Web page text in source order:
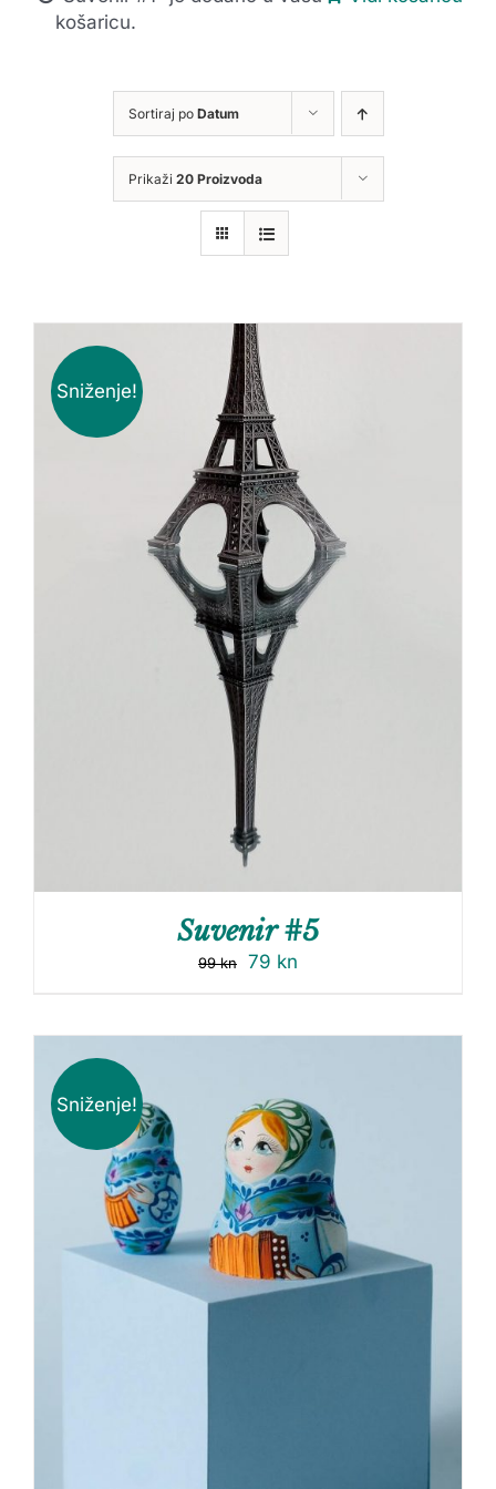
košaricu.
Sortiraj po Datum
Prikaži 20 Proizvoda
Sniženje!
Suvenir #5
99kn 79 kn
Sniženje!